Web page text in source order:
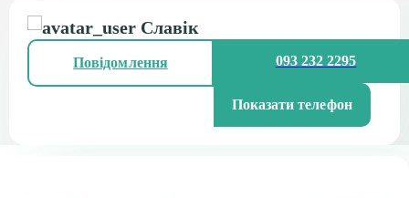
Славік
Повідомлення 093 232 2295
Показати телефон